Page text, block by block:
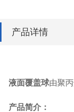
产品详情
液面覆盖球由聚
产品简介：